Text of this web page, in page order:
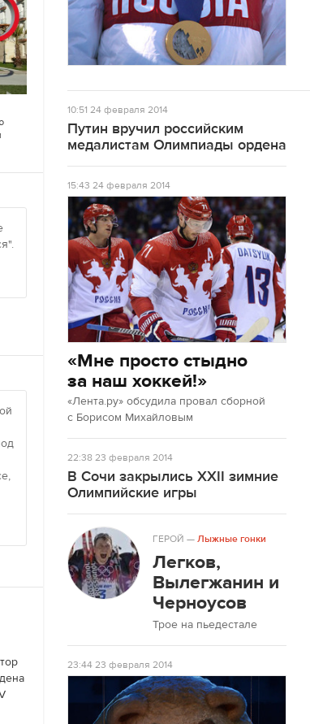
10:51 24 февраля 2014
Путин вручил российским
медалистам Олимпиады ордена
15:43 24 февраля 2014
«Мне просто стыдно
за наш хоккей!»
«Лента.ру» обсудила провал сборной
с Борисом Михайловым
22:3823 февраля 2014
В Сочи закрылись XXII зимние
Олимпийские игры
ГЕРОЙ —Лыжные гонки
Легков,
Вылегжанин и
Черноусов
Трое на пьедестале
23:4423 февраля 2014